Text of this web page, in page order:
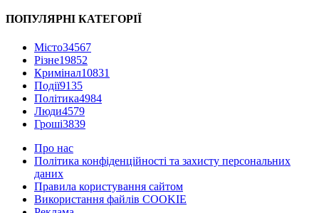
ПОПУЛЯРНІ КАТЕГОРІЇ
Місто34567
Різне19852
Кримінал10831
Події9135
Політика4984
Люди4579
Гроші3839
Про нас
Політика конфіденційності та захисту персональних
даних
Правила користування сайтом
Використання файлів COOKIE